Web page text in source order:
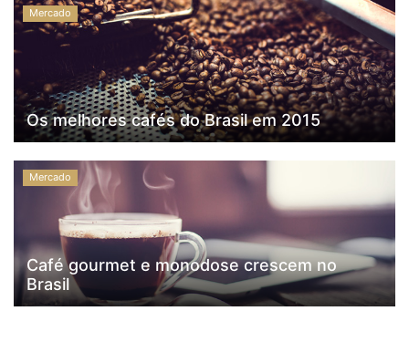
Mercado
Os melhores cafés do Brasil em 2015
Mercado
Café gourmet e monodose crescem no
Brasil